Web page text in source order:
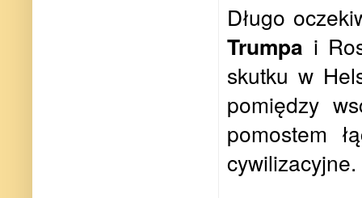
Długo
Trumpa i
skutku w
pomiędzy
pomostem
cywilizacyjne.